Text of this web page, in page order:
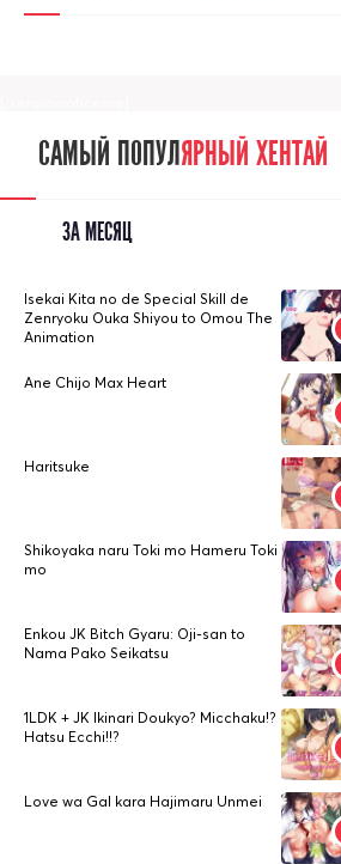
САМЫЙ ПОПУЛЯРНЫЙ ХЕНТАЙ
ЗА МЕСЯЦ
Isekai Kita no de Special Skill de
Zenryoku Ouka Shiyou to Omou The
Animation
Ane Chijo Max Heart
Haritsuke
Shikoyaka naru Toki mo Hameru Toki
mo
Enkou JK Bitch Gyaru: Oji-san to
Nama Pako Seikatsu
1LDK + JK Ikinari Doukyo? Micchaku!?
Hatsu Ecchi!!?
Love wa Gal kara Hajimaru Unmei